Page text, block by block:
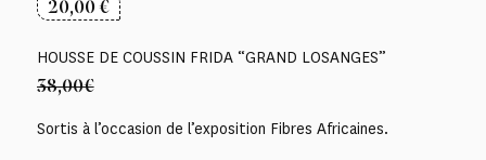
20,00€
HOUSSE DE COUSSIN FRIDA “GRAND LOSANGES”
38,00€
Sortis à l’occasion de l’exposition Fibres Africaines.